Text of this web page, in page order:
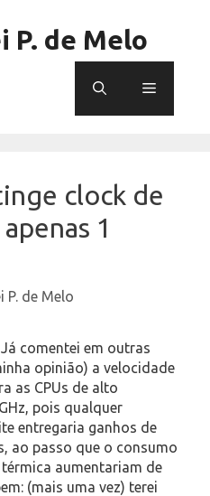
P. de Melo
Menu
clock de
1
P. de Melo
comentei em outras
opinião) a velocidade
as CPUs de alto
pois qualquer
entregaria ganhos de
ao passo que o consumo
aumentariam de
(mais uma vez) terei